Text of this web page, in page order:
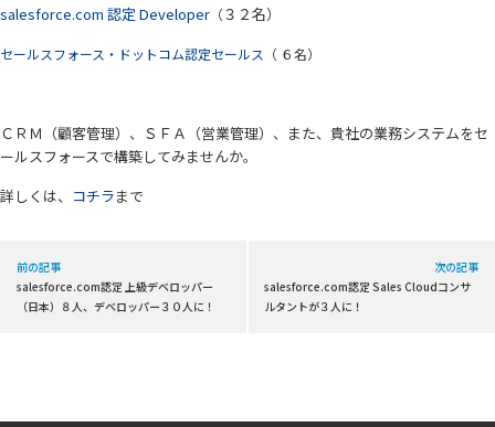
salesforce.com 認定 Developer （３２名）
セールスフォース・ドットコム認定セールス （ ６名）
ＣＲＭ（顧客管理）、ＳＦＡ（営業管理）、また、貴社の業務システムをセ
ールスフォースで構築してみませんか。
詳しくは、 コチラまで
前の記事
salesforce.com認定 上級デベロッパー
（日本）８人、デベロッパー３０人に！
次の記事
salesforce.com認定 Sales Cloudコンサ
ルタントが３人に！